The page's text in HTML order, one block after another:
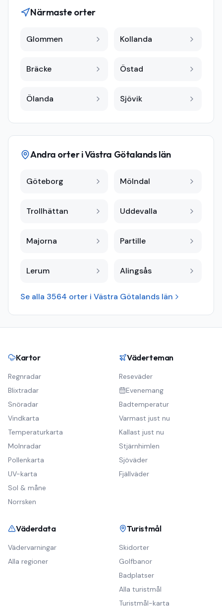
Närmaste orter
Glommen Kollanda
Bräcke Östad
Ölanda Sjövik
Andra orter iVästra Götalands län
Göteborg Mölndal
Trollhättan Uddevalla
Majorna Partille
Lerum Alingsås
Se alla 3564 orter i Västra Götalands län
Kartor
Regnradar
Blixtradar
Snöradar
Vindkarta
Temperaturkarta
Molnradar
Pollenkarta
UV-karta
Sol & måne
Norrsken
Väderteman
Reseväder
Evenemang
Badtemperatur
Varmast just nu
Kallast just nu
Stjärnhimlen
Sjöväder
Fjällväder
Väderdata
Vädervarningar
Alla regioner
Turistmål
Skidorter
Golfbanor
Badplatser
Alla turistmål
Turistmål-karta